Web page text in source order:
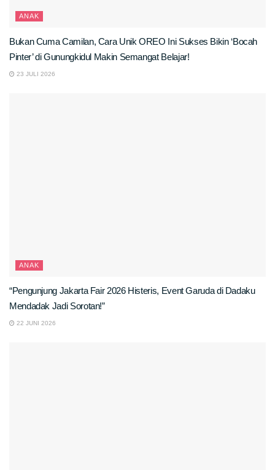
ANAK
Bukan Cuma Camilan, Cara Unik OREO Ini Sukses Bikin ‘Bocah
Pinter’ di Gunungkidul Makin Semangat Belajar!
23 JULI 2026
ANAK
“Pengunjung Jakarta Fair 2026 Histeris, Event Garuda di Dadaku
Mendadak Jadi Sorotan!”
22 JUNI 2026